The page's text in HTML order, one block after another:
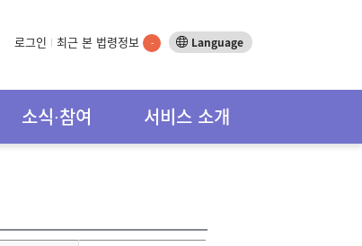
로그인 최근 본 법령정보 - Language
소식∙참여 서비스 소개